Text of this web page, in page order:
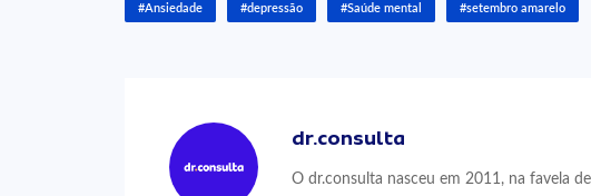
#Ansiedade #depressão #Saúde mental #setembro amarelo
dr.consulta
O dr.consulta nasceu em 2011, na favela